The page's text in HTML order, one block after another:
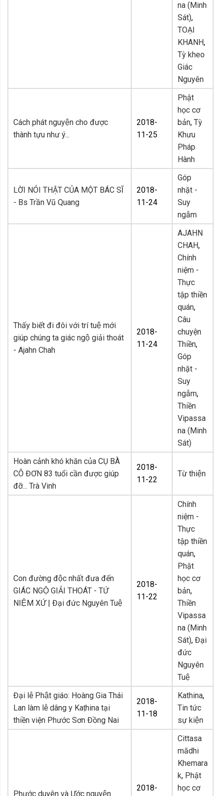
na (Minh
Sát),
TOẠI
KHANH,
Tỳ kheo
Giác
Nguyên
Cách phát nguyện cho được
thành tựu như ý...
2018-
11-25
Phật
học cơ
bản, Tỳ
Khưu
Pháp
Hành
LỜI NÓI THẬT CỦA MỘT BÁC SĨ
- Bs Trần Vũ Quang
2018-
11-24
Góp
nhặt -
Suy
ngẫm
Thấy biết đi đôi với trí tuệ mới
giúp chúng ta giác ngộ giải thoát
- Ajahn Chah
2018-
11-24
AJAHN
CHAH,
Chính
niệm -
Thực
tập thiền
quán,
Câu
chuyện
Thiền,
Góp
nhặt -
Suy
ngẫm,
Thiền
Vipassa
na (Minh
Sát)
Hoàn cảnh khó khăn của CỤ BÀ
CÔ ĐƠN 83 tuổi cần được giúp
đỡ... Trà Vinh
2018-
11-22
Từ thiện
Con đường độc nhất đưa đến
GIÁC NGỘ GIẢI THOÁT - TỨ
NIỆM XỨ | Đại đức Nguyên Tuệ
2018-
11-22
Chính
niệm -
Thực
tập thiền
quán,
Phật
học cơ
bản,
Thiền
Vipassa
na (Minh
Sát), Đại
đức
Nguyên
Tuệ
Đại lễ Phật giáo: Hoàng Gia Thái
Lan làm lễ dâng y Kaṭhina tại
thiền viện Phước Sơn Đồng Nai
2018-
11-18
Kathina,
Tin tức
sự kiện
Phước duyên và Ước nguyện
2018-
Cittasa
mādhi
Khemara
k, Phật
học cơ